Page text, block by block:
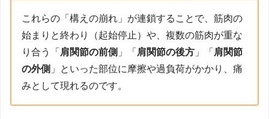
これらの「構えの崩れ」が連鎖することで、筋肉の
始まりと終わり（起始停止）や、複数の筋肉が重な
り合う「 肩関節の前側 」「 肩関節の後方 」「 肩関節
の外側 」といった部位に摩擦や過負荷がかかり、痛
みとして現れるのです。